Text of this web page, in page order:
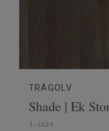
TRÄGOLV
Shade | Ek
1-stav